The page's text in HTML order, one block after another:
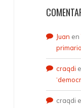
Juan en
primario
craqdi
craqdi